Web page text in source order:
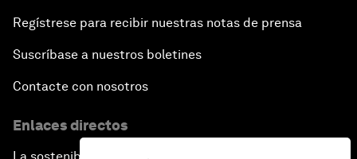
Regístrese para recibir nuestras notas de prensa
Suscríbase a nuestros boletines
Contacte con nosotros
Enlaces directos